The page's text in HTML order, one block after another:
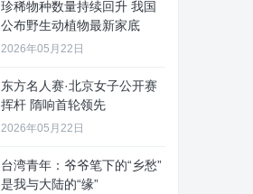
珍稀物种数量持续回升 我国
公布野生动植物最新家底
2026年05月22日
东方名人赛·北京女子公开赛
挥杆 隋响首轮领先
2026年05月22日
台湾青年：爷爷笔下的“乡愁”
是我与大陆的“缘”